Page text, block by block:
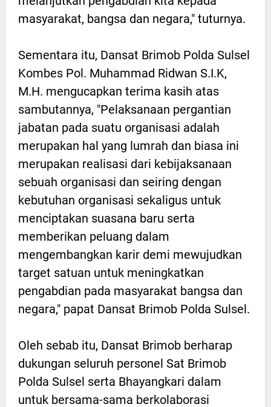
masyarakat, bangsa dan negara," tuturnya.
Sementara itu, Dansat Brimob Polda Sulsel
Kombes Pol. Muhammad Ridwan S.I.K,
M.H. mengucapkan terima kasih atas
sambutannya, "Pelaksanaan pergantian
jabatan pada suatu organisasi adalah
merupakan hal yang lumrah dan biasa ini
merupakan realisasi dari kebijaksanaan
sebuah organisasi dan seiring dengan
kebutuhan organisasi sekaligus untuk
menciptakan suasana baru serta
memberikan peluang dalam
mengembangkan karir demi mewujudkan
target satuan untuk meningkatkan
pengabdian pada masyarakat bangsa dan
negara," papat Dansat Brimob Polda Sulsel.
Oleh sebab itu, Dansat Brimob berharap
dukungan seluruh personel Sat Brimob
Polda Sulsel serta Bhayangkari dalam
untuk bersama-sama berkolaborasi